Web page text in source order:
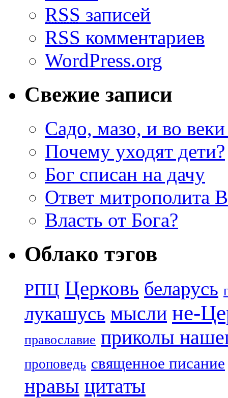
RSS записей
RSS комментариев
WordPress.org
Свежие записи
Садо, мазо, и во веки
Почему уходят дети?
Бог списан на дачу
Ответ митрополита
Власть от Бога?
Облако тэгов
РПЦ Церковь беларусь
лукашусь мысли не-
православие приколы
проповедь священное писание
нравы цитаты